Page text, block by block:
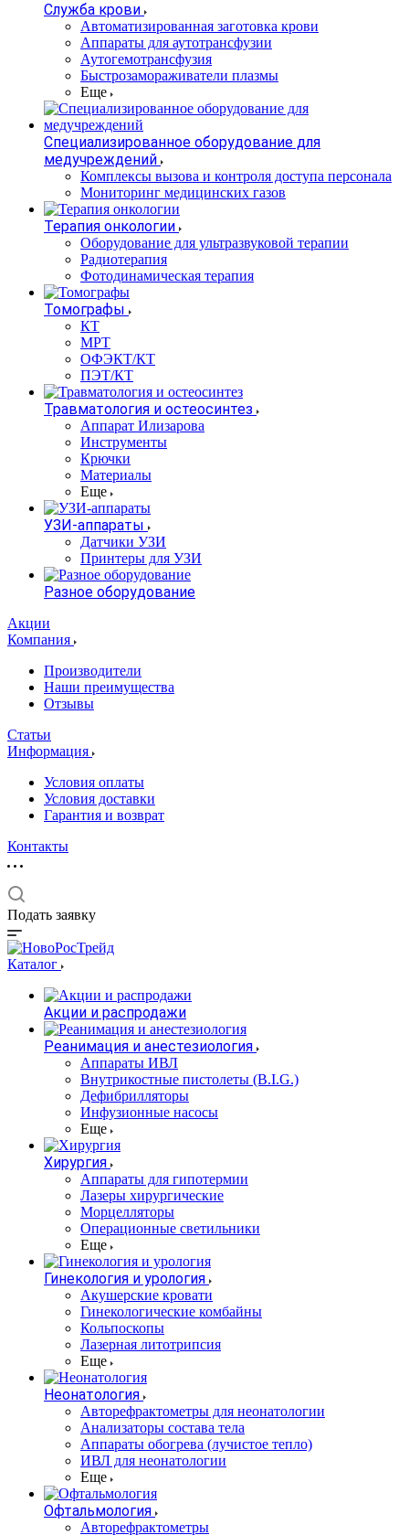
Служба крови
Автоматизированная заготовка крови
Аппараты для аутотрансфузии
Аутогемотрансфузия
Быстрозамораживатели плазмы
Еще
Специализированное оборудование для
медучреждений
Комплексы вызова и контроля доступа персонала
Мониторинг медицинских газов
Терапия онкологии
Оборудование для ультразвуковой терапии
Радиотерапия
Фотодинамическая терапия
Томографы
КТ
МРТ
ОФЭКТ/КТ
ПЭТ/КТ
Травматология и остеосинтез
Аппарат Илизарова
Инструменты
Крючки
Материалы
Еще
УЗИ-аппараты
Датчики УЗИ
Принтеры для УЗИ
Разное оборудование
Акции
Компания
Производители
Наши преимущества
Отзывы
Статьи
Информация
Условия оплаты
Условия доставки
Гарантия и возврат
Контакты
Подать заявку
Каталог
Акции и распродажи
Реанимация и анестезиология
Аппараты ИВЛ
Внутрикостные пистолеты (B.I.G.)
Дефибрилляторы
Инфузионные насосы
Еще
Хирургия
Аппараты для гипотермии
Лазеры хирургические
Морцелляторы
Операционные светильники
Еще
Гинекология и урология
Акушерские кровати
Гинекологические комбайны
Кольпоскопы
Лазерная литотрипсия
Еще
Неонатология
Авторефрактометры для неонатологии
Анализаторы состава тела
Аппараты обогрева (лучистое тепло)
ИВЛ для неонатологии
Еще
Офтальмология
Авторефрактометры